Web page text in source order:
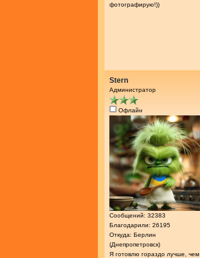
фотографирую!))
Stern
Администратор
Офлайн
Сообщений: 32383
Благодарили: 26195
Откуда: Берлин
(Днепропетровск)
Я готовлю гораздо лучше, чем